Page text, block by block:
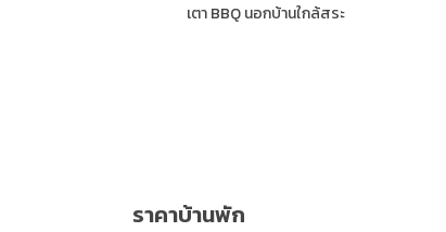
เตา BBQ นอกบ้านใกล้สระ
ราคาบ้านพัก